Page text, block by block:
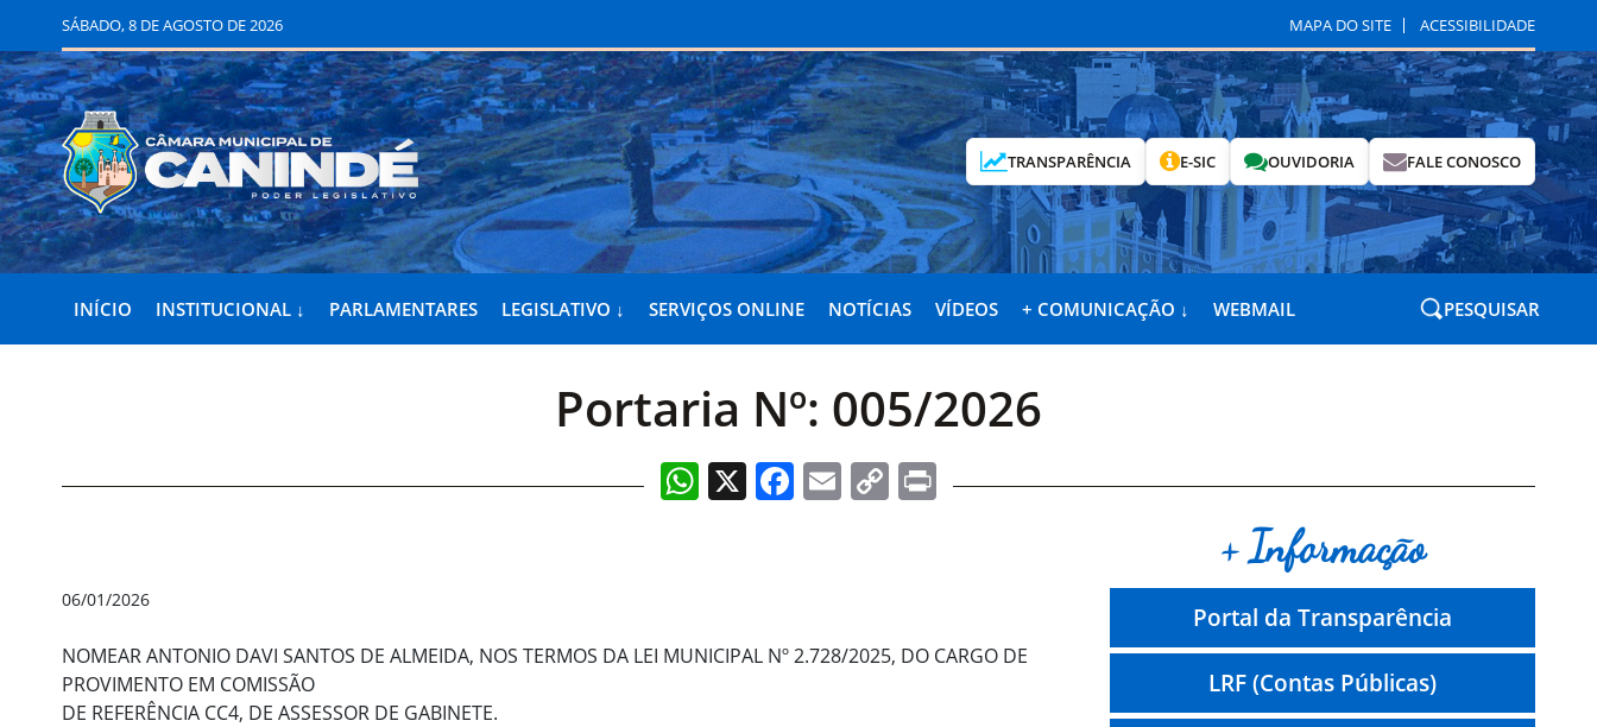
SÁBADO, 8 DE AGOSTO DE 2026 MAPA DO SITE ACESSIBILIDADE
TRANSPARÊNCIA E-SIC OUVIDORIA FALE CONOSCO
INÍCIO INSTITUCIONAL ↓ PARLAMENTARES LEGISLATIVO ↓ SERVIÇOS ONLINE NOTÍCIAS VÍDEOS + COMUNICAÇÃO ↓ WEBMAIL PESQUISAR
Portaria Nº: 005/2026
WhatsApp
X Facebook
EmailCopyPrint
06/01/2026
NOMEAR ANTONIO DAVI SANTOS DE ALMEIDA, NOS TERMOS DA LEI MUNICIPAL Nº 2.728/2025, DO CARGO DE
PROVIMENTO EM COMISSÃO
DE REFERÊNCIA CC4, DE ASSESSOR DE GABINETE.
+ Informação
Portal da Transparência
LRF (Contas Públicas)